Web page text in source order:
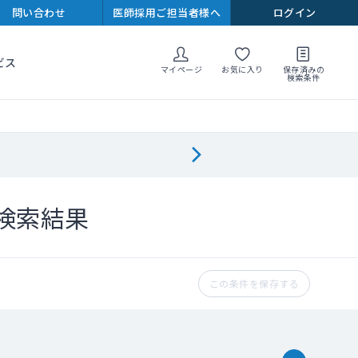
問い合わせ 医師採用ご担当者様へ ログイン
ス マイページ お気に入り 保存済みの
検索条件
索結果
この条件を保存する